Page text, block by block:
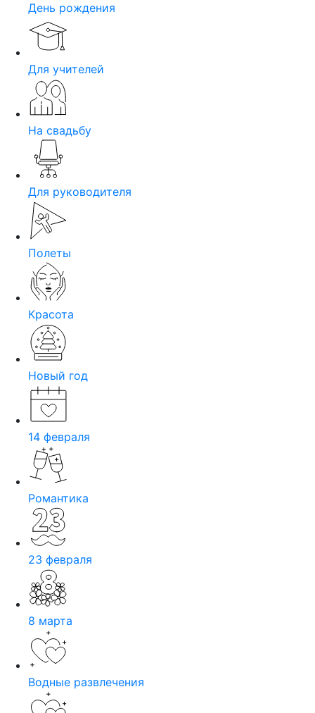
День рождения
Для учителей
На свадьбу
Для руководителя
Полеты
Красота
Новый год
14 февраля
Романтика
23 февраля
8 марта
Водные развлечения